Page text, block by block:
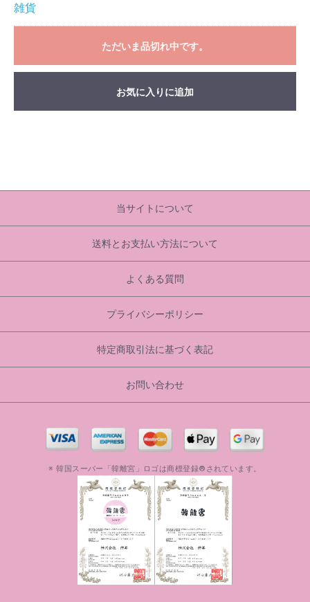
雑貨
ただいま品切れ中です。
お気に入りに追加
当サイトについて
送料とお支払い方法について
よくある質問
プライバシーポリシー
特定商取引法に基づく表記
お問い合わせ
※ 韓国スーパー「韓離宮」ロゴは商標登録®されています。